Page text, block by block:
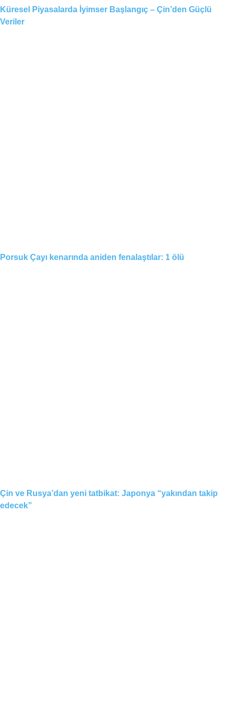
Küresel Piyasalarda İyimser Başlangıç – Çin’den Güçlü
Veriler
Porsuk Çayı kenarında aniden fenalaştılar: 1 ölü
Çin ve Rusya’dan yeni tatbikat: Japonya “yakından takip
edecek”